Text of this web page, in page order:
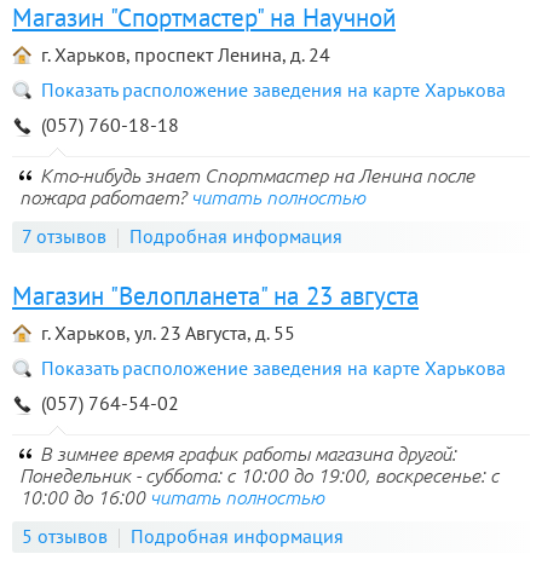
Магазин "Спортмастер" на Научной
г. Харьков, проспект Ленина, д. 24
Показать расположение заведения на карте Харькова
(057) 760-18-18
Кто-нибудь знает Спортмастер на Ленина после
пожара работает? читать полностью
7 отзывов Подробная информация
Магазин "Велопланета" на 23 августа
г. Харьков, ул. 23 Августа, д. 55
Показать расположение заведения на карте Харькова
(057) 764-54-02
В зимнее время график работы магазина другой:
Понедельник - суббота: с 10:00 до 19:00, воскресенье: с
10:00 до 16:00 читать полностью
5 отзывов Подробная информация